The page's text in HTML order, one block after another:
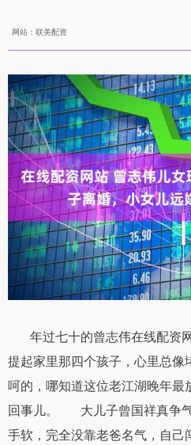
网站：联美配资
年过七十的曾志伟在线配资
提起家里那四个孩子，心里总
呵的，哪知道这位老江湖晚年
回事儿。 大儿子曾国祥真争
手软，完全没靠老爸名气，自